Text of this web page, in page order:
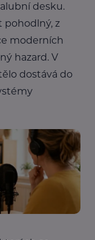
desku.
pohodlný, z
moderních
hazard. V
dostává do